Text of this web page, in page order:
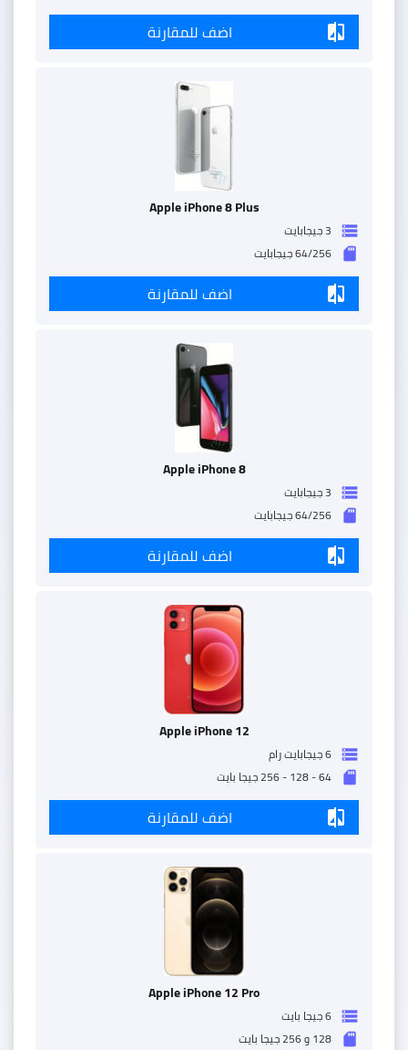
compare اضف للمقارنة
Apple iPhone 8 Plus
storage 3 جيجابايت
sd_storage 64/256 جيجابايت
compare اضف للمقارنة
Apple iPhone 8
storage 3 جيجابايت
sd_storage 64/256 جيجابايت
compare اضف للمقارنة
Apple iPhone 12
storage 6 جيجابايت رام
sd_storage 64 - 128 - 256 جيجا بايت
compare اضف للمقارنة
Apple iPhone 12 Pro
storage 6 جيجا بايت
sd_storage 128 و 256 جيجا بايت